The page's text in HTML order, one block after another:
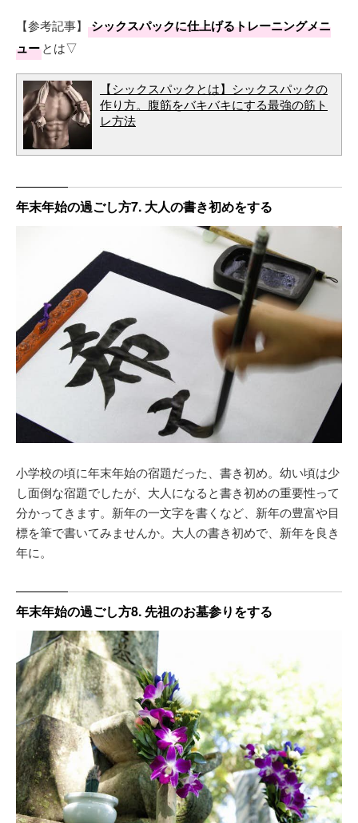
【参考記事】
シックスパックに仕上げるトレーニングメニ
ューとは▽
【シックスパックとは】シックスパックの
作り方。腹筋をバキバキにする最強の筋ト
レ方法
年末年始の過ごし方7. 大人の書き初めをする
小学校の頃に年末年始の宿題だった、書き初め。幼い頃は少
し面倒な宿題でしたが、大人になると書き初めの重要性って
分かってきます。新年の一文字を書くなど、新年の豊富や目
標を筆で書いてみませんか。大人の書き初めで、新年を良き
年に。
年末年始の過ごし方8. 先祖のお墓参りをする